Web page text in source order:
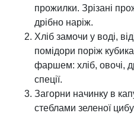
прожилки. Зрізані
дрібно наріж.
Хліб замочи у воді,
помідори поріж
фаршем: хліб, овочі,
спеції.
Загорни начинку в
стеблами зеленої